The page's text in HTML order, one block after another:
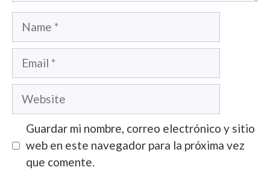
Name
Email
Website
Guardar mi nombre, correo electrónico y sitio
web en este navegador para la próxima vez
que comente.